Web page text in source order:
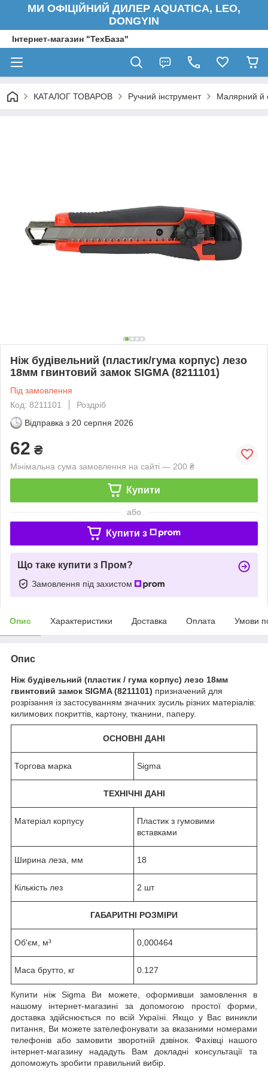
МИ ОФІЦІЙНИЙ ДИЛЕР AQUATICA, LEO,
DONGYIN
Інтернет-магазин "ТехБаза"
КАТАЛОГ ТОВАРОВ Ручний інструмент Малярний й
Ніж будівельний (пластик/гума корпус) лезо
18мм гвинтовий замок SIGMA (8211101)
Під замовлення
Код: 8211101
Роздріб
Відправка з 20 серпня 2026
62 ₴
Мінімальна сума замовлення на сайті — 200 ₴
Купити
або
Купити з
Що таке купити з Пром?
Замовлення під захистом
Опис Характеристики Доставка Оплата Умови
Опис
Ніж будівельний (пластик / гума корпус) лезо 18мм
гвинтовий замок SIGMA (8211101) призначений для
розрізання із застосуванням значних зусиль різних матеріалів:
килимових покриттів, картону, тканини, паперу.
ОСНОВНІ ДАНІ
Торгова марка Sigma
ТЕХНІЧНІ ДАНІ
Матеріал корпусу
Пластик з гумовими
вставками
Ширина леза, мм 18
Кількість лез 2 шт
ГАБАРИТНІ РОЗМІРИ
Об'єм, м³ 0,000464
Маса брутто, кг 0.127
Купити ніж Sigma Ви можете, оформивши замовлення в
нашому інтернет-магазині за допомогою простої форми,
доставка здійснюється по всій Україні. Якщо у Вас виникли
питання, Ви можете зателефонувати за вказаними номерами
телефонів або замовити зворотній дзвінок. Фахівці нашого
інтернет-магазину нададуть Вам докладні консультації та
допоможуть зробити правильний вибір.